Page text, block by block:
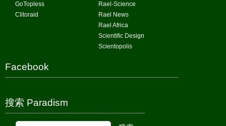
GoTopless
Clitoraid
Rael-Science
Rael News
Rael Africa
Scientific Design
Scientopolis
Facebook
搜索 Paradism